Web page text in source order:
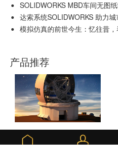
SOLIDWORKS MBD车间无图
达索系统SOLIDWORKS 助力城
模拟仿真的前世今生：忆往昔
产品推荐
SOLIDWORKS 3D CAD